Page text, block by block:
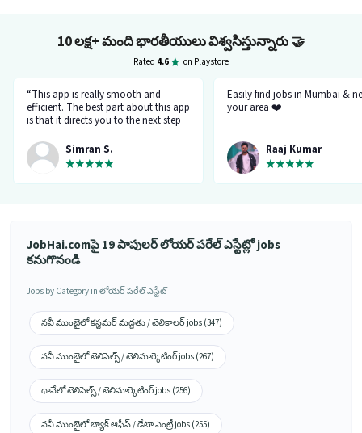
10 లక్ష+ మంది భారతీయులు విశ్వసిస్తున్నారు🤝
Rated 4.6 on Playstore
“This app is really smooth and
efficient. The best part about this app
is that it directs you to the next step
gives you the option to choose from
variety of jobs. You get to handpick
the one that you want. Not only it
provides you with the opportunity
good!”
Simran S.
Easily find jobs in Mumbai &
your area ❤️
Raaj Kumar
JobHai.comపై 19 పాపులర్ లోయర్ పరేల్ ఎస్టేట్లో jobs
కనుగొనండి
Jobs by Category in లోయర్ పరేల్ ఎస్టేట్
నవీ ముంబైలో కస్టమర్ మద్దతు / టెలికాలర్ jobs (347)
నవీ ముంబైలో టెలిసెల్స్ / టెలిమార్కెటింగ్ jobs (267)
థానేలో టెలిసెల్స్ / టెలిమార్కెటింగ్ jobs (256)
నవీ ముంబైలో బ్యాక్ ఆఫీస్ / డేటా ఎంట్రీ jobs (255)